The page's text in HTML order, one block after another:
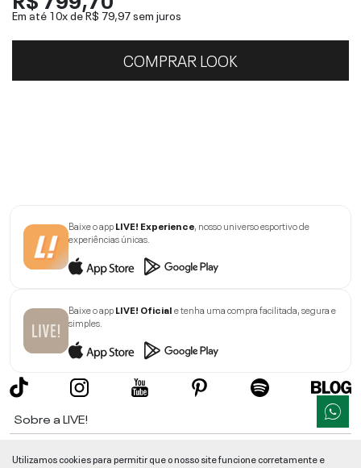
Em até 10x deR$ 79,97sem juros
COMPRAR LOOK
Baixe o appLIVE! Experience, nosso universo esportivo de
experiências únicas.
Baixe o appLIVE! Oficiale tenha uma compra facilitada, segura e
simples.
Sobre a LIVE!
Utilizamos cookies para permitir que o nosso site funcione corretamente e